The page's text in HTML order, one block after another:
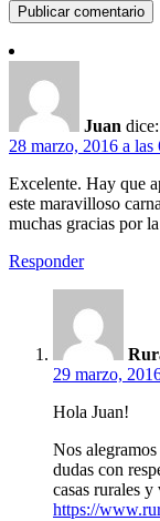
Juan dice:
28 marzo, 2016 a las
Excelente. Hay que
este maravilloso
muchas gracias por
Responder
29 marzo,
Hola Juan!
Nos
dudas con
casas rurales
https://